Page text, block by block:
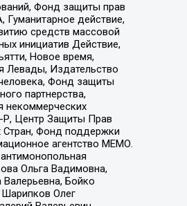
Фонд защиты прав
действие,
средств массовой
инициатив Действие,
Новое время,
Левады, Издательство
Фонд защиты
партнерства,
Р, Центр Защиты Прав
Стран, Фонд поддержки
агентство МЕМО.
Ольга Вадимовна,
Бойко
Шарипков Олег